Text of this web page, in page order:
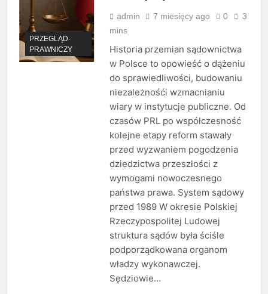
PRZEGLĄD-
PRAWNICZY
admin 7 miesięcy ago 0
3
mins
Historia przemian sądownictwa
w Polsce to opowieść o dążeniu
do sprawiedliwości, budowaniu
niezależnośći wzmacnianiu
wiary w instytucje publiczne. Od
czasów PRL po współczesność
kolejne etapy reform stawały
przed wyzwaniem pogodzenia
dziedzictwa przeszłości z
wymogami nowoczesnego
państwa prawa. System sądowy
przed 1989 W okresie Polskiej
Rzeczypospolitej Ludowej
struktura sądów była ściśle
podporządkowana organom
władzy wykonawczej.
Sędziowie…